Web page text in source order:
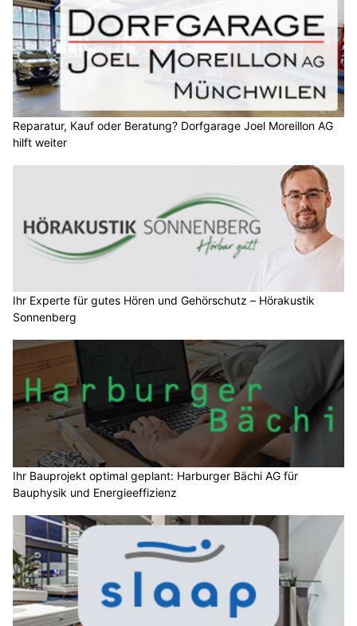
Reparatur, Kauf oder Beratung? Dorfgarage Joel Moreillon AG
hilft weiter
Ihr Experte für gutes Hören und Gehörschutz – Hörakustik
Sonnenberg
Ihr Bauprojekt optimal geplant: Harburger Bächi AG für
Bauphysik und Energieeffizienz